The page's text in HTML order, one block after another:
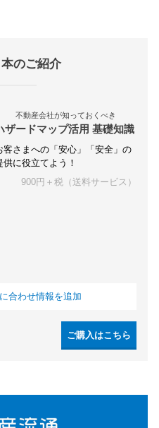
のご紹介
不動産会社が知っておくべき
ザードマップ活用 基礎知識
客さまへの「安心」「安全」の
供に役立てよう！
900円＋税（送料サービス）
合わせ情報を追加
ご購入はこちら